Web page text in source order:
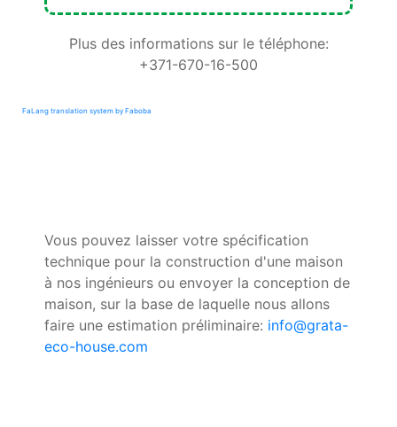
Plus des informations sur le téléphone:
+371-670-16-500
FaLang translation system by Faboba
Vous pouvez laisser votre spécification
technique pour la construction d'une maison
à nos ingénieurs ou envoyer la conception de
maison, sur la base de laquelle nous allons
faire une estimation préliminaire: info@grata-
eco-house.com